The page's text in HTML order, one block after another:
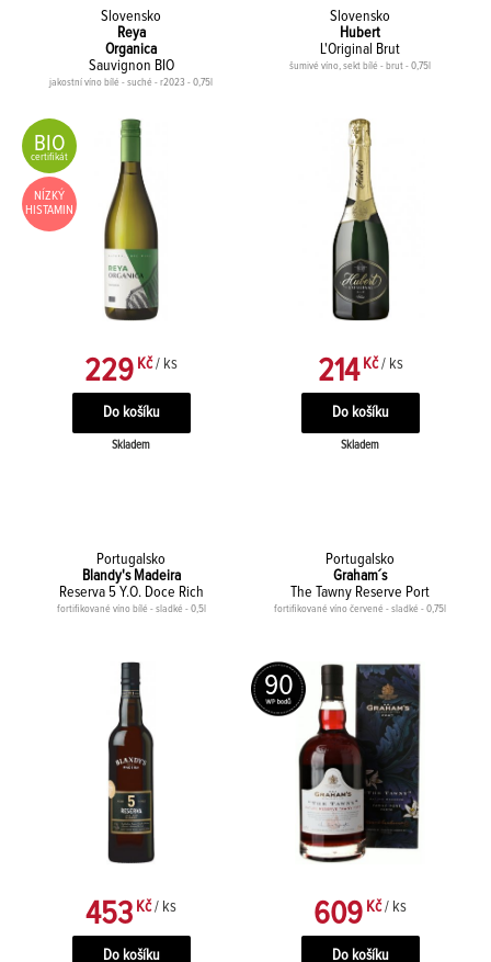
Slovensko
Reya
Organica
Sauvignon BIO
jakostní víno bílé - suché - r2023 - 0,75l
BIO
certifikát
NÍZKÝ
HISTAMIN
229 Kč / ks
Skladem
Slovensko
Hubert
L'Original Brut
šumivé víno, sekt bílé - brut - 0,75l
214 Kč / ks
Skladem
Portugalsko
Blandy's Madeira
Reserva 5 Y.O. Doce Rich
fortifikované víno bílé - sladké - 0,5l
453 Kč / ks
Portugalsko
Graham´s
The Tawny Reserve Port
fortifikované víno červené - sladké - 0,75l
90
609 Kč / ks